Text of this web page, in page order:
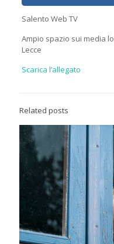
Salento Web TV
Ampio spazio sui media
Lecce
Scarica l’allegato
Related posts